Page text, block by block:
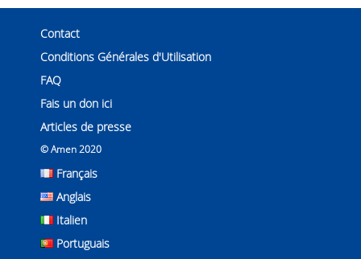
Contact
Conditions Générales d'Utilisation
FAQ
Fais un don ici
Articles de presse
© Amen 2020
Français
Anglais
Italien
Portuguais